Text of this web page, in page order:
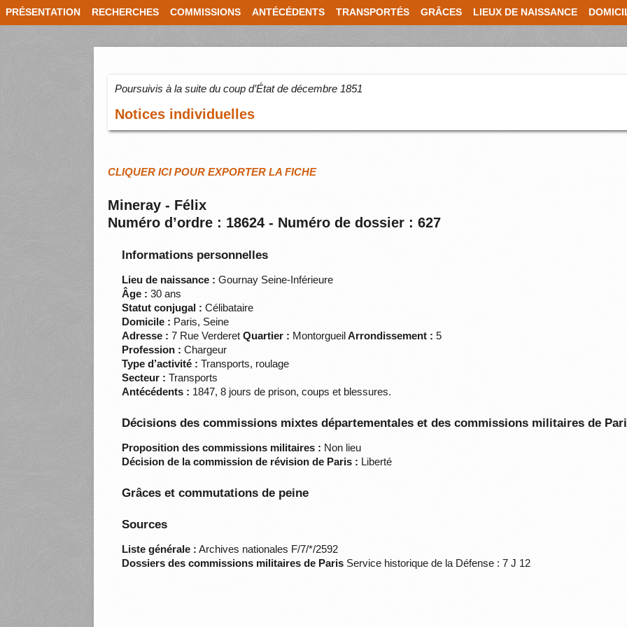
PRÉSENTATION RECHERCHES COMMISSIONS ANTÉCÉDENTS TRANSPORTÉS GRÂCES LIEUX DE NAISSANCE
Poursuivis à la suite du coup d’État de décembre 1851
Notices individuelles
CLIQUER ICI POUR EXPORTER LA FICHE
Mineray - Félix
Numéro d’ordre : 18624 - Numéro de dossier : 627
Informations personnelles
Lieu de naissance : Gournay Seine-Inférieure
Âge : 30 ans
Statut conjugal : Célibataire
Domicile : Paris, Seine
Adresse : 7 Rue VerderetQuartier : MontorgueilArrondissement : 5
Profession : Chargeur
Type d’activité : Transports, roulage
Secteur : Transports
Antécédents : 1847, 8 jours de prison, coups et blessures.
Décisions des commissions mixtes départementales et des commissions militaires de
Proposition des commissions militaires : Non lieu
Décision de la commission de révision de Paris : Liberté
Grâces et commutations de peine
Sources
Liste générale : Archives nationales F/7/*/2592
Dossiers des commissions militaires de Paris Service historique de la Défense : 7 J 12